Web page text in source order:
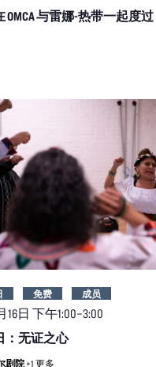
OMCA 与雷娜-热带一起度过
：无证之心
16日 下午1:00–3:00
免费 成员
剧院 +1 更多